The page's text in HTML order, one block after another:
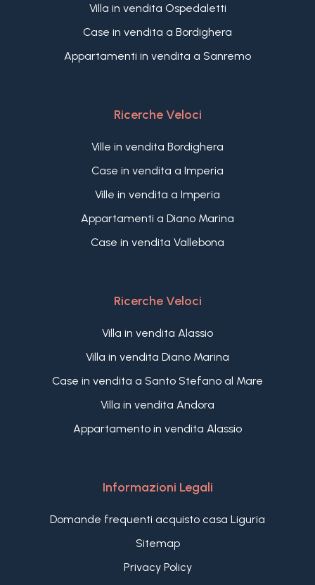
Villa in vendita Ospedaletti
Case in vendita a Bordighera
Appartamenti in vendita a Sanremo
Ricerche Veloci
Ville in vendita Bordighera
Case in vendita a Imperia
Ville in vendita a Imperia
Appartamenti a Diano Marina
Case in vendita Vallebona
Ricerche Veloci
Villa in vendita Alassio
Villa in vendita Diano Marina
Case in vendita a Santo Stefano al Mare
Villa in vendita Andora
Appartamento in vendita Alassio
Informazioni Legali
Domande frequenti acquisto casa Liguria
Sitemap
Privacy Policy